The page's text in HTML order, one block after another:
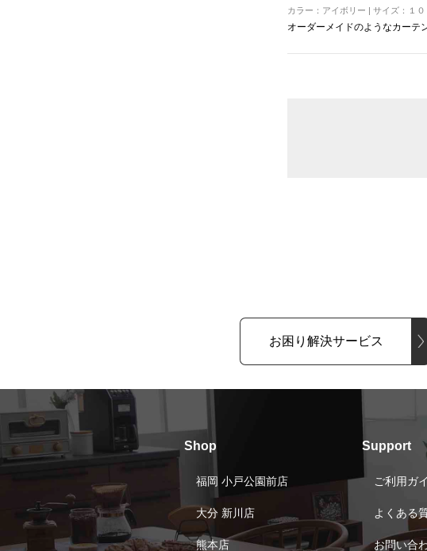
カラー：アイボリー | サイズ：１０
オーダーメイドのようなカーテ
お困り解決サービス
Shop
福岡 小戸公園前店
大分 新川店
熊本店
Support
ご利用ガ
よくある
お問い合